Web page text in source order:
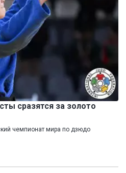
сразятся за золото
чемпионат мира по дзюдо